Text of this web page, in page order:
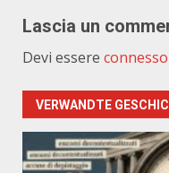
Lascia un
Devi essere connesso
VERWANDTE